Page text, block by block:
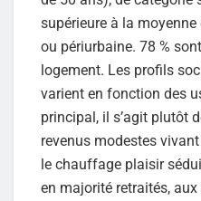
supérieure à la
ou périurbaine. 78 %
logement. Les profils
varient en fonction des
principal, il s’agit plutôt
revenus modestes
le chauffage plaisir
en majorité retraités,